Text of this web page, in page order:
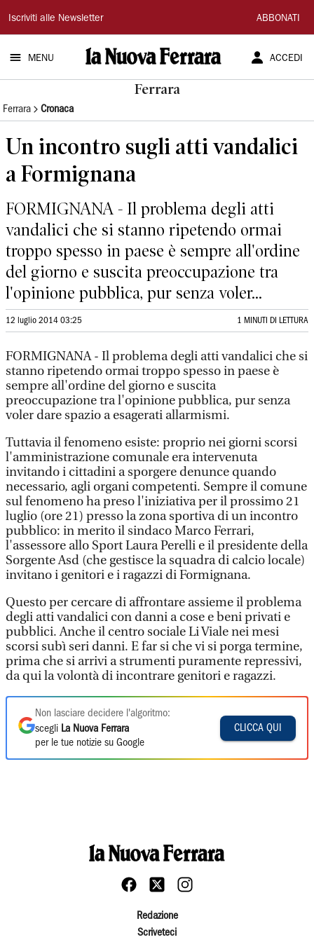
La
Nuova
Ferrara
Iscriviti alle Newsletter ABBONATI
MENU ACCEDI
Ferrara
Ferrara Cronaca
Un incontro sugli atti vandalici
a Formignana
FORMIGNANA - Il problema degli atti
vandalici che si stanno ripetendo ormai
troppo spesso in paese è sempre all'ordine
del giorno e suscita preoccupazione tra
l'opinione pubblica, pur senza voler...
12 luglio 2014 03:25 1 MINUTI DI LETTURA
FORMIGNANA - Il problema degli atti vandalici che si
stanno ripetendo ormai troppo spesso in paese è
sempre all'ordine del giorno e suscita
preoccupazione tra l'opinione pubblica, pur senza
voler dare spazio a esagerati allarmismi.
Tuttavia il fenomeno esiste: proprio nei giorni scorsi
l'amministrazione comunale era intervenuta
invitando i cittadini a sporgere denunce quando
necessario, agli organi competenti. Sempre il comune
sul fenomeno ha preso l'iniziativa per il prossimo 21
luglio (ore 21) presso la zona sportiva di un incontro
pubblico: in merito il sindaco Marco Ferrari,
l'assessore allo Sport Laura Perelli e il presidente della
Sorgente Asd (che gestisce la squadra di calcio locale)
invitano i genitori e i ragazzi di Formignana.
Questo per cercare di affrontare assieme il problema
degli atti vandalici con danni a cose e beni privati e
pubblici. Anche il centro sociale Li Viale nei mesi
scorsi subì seri danni. E far si che vi si porga termine,
prima che si arrivi a strumenti puramente repressivi,
da qui la volontà di incontrare genitori e ragazzi.
Non lasciare decidere l'algoritmo:
scegli La Nuova Ferrara
per le tue notizie su Google
CLICCA QUI
Redazione
Scriveteci